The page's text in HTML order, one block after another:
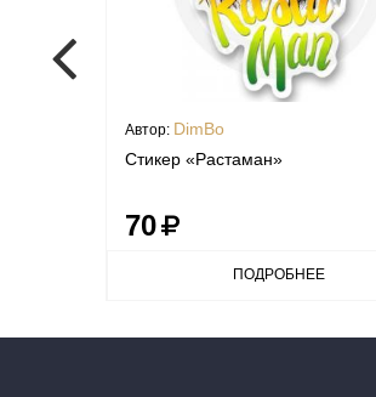
Автор: DimBo
Стикер «Растаман»
70
ПОДРОБНЕЕ